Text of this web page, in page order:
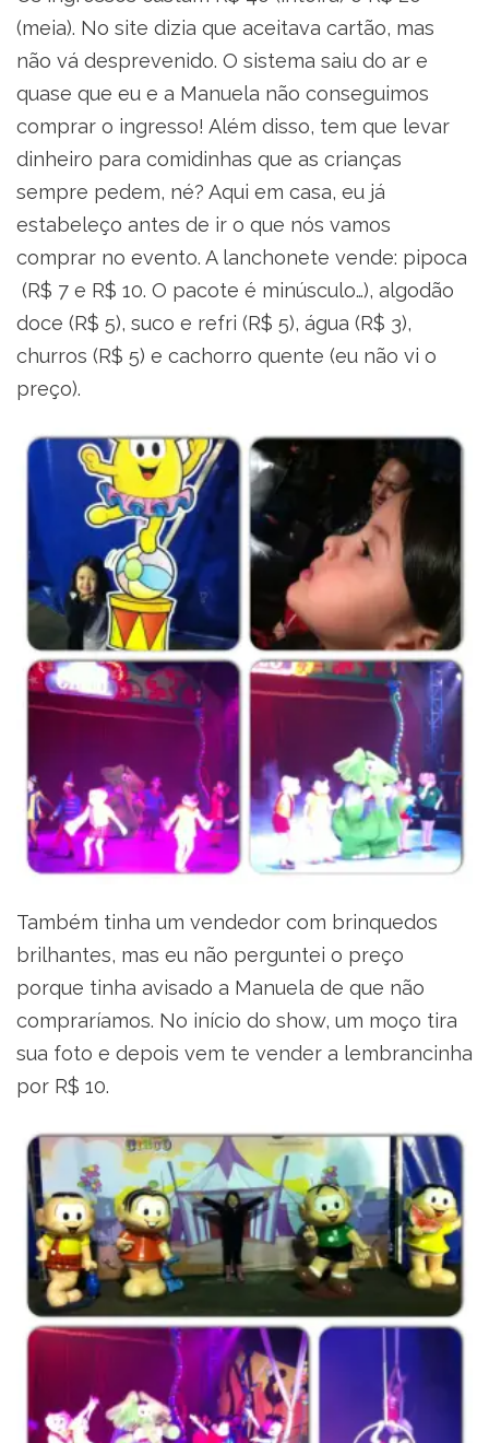
(meia). No site dizia que aceitava cartão, mas
não vá desprevenido. O sistema saiu do ar e
quase que eu e a Manuela não conseguimos
comprar o ingresso! Além disso, tem que levar
dinheiro para comidinhas que as crianças
sempre pedem, né? Aqui em casa, eu já
estabeleço antes de ir o que nós vamos
comprar no evento. A lanchonete vende: pipoca
(R$ 7 e R$ 10. O pacote é minúsculo…), algodão
doce (R$ 5), suco e refri (R$ 5), água (R$ 3),
churros (R$ 5) e cachorro quente (eu não vi o
preço).
Também tinha um vendedor com brinquedos
brilhantes, mas eu não perguntei o preço
porque tinha avisado a Manuela de que não
compraríamos. No início do show, um moço tira
sua foto e depois vem te vender a lembrancinha
por R$ 10.